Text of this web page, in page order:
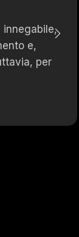
innegabile,
e,
per